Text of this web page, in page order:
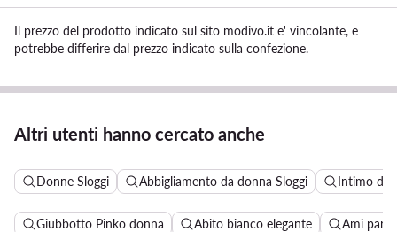
Il prezzo del prodotto indicato sul sito modivo.it e' vincolante, e
potrebbe differire dal prezzo indicato sulla confezione.
Altri utenti hanno cercato anche
Donne Sloggi Abbigliamento da donna Sloggi Intimo da
Giubbotto Pinko donna Abito bianco elegante Ami paris